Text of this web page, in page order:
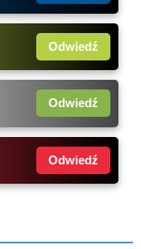
Odwiedź
Odwiedź
Odwiedź